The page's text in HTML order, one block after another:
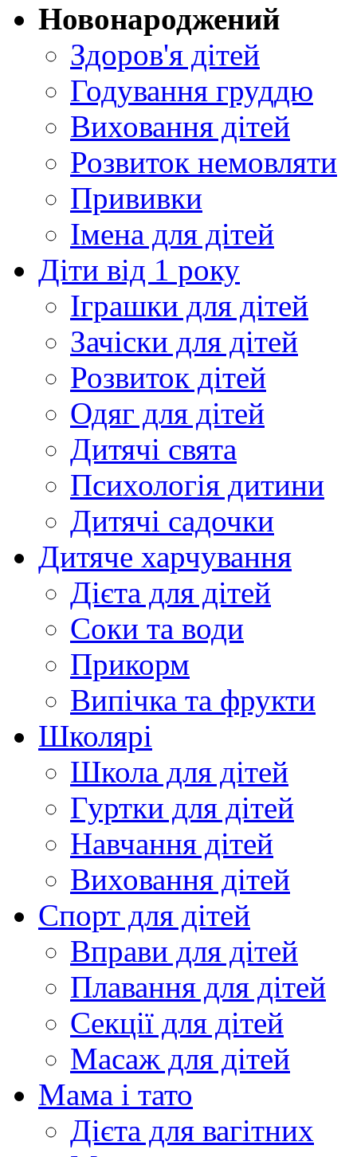
Новонароджений
Здоров'я дітей
Годування груддю
Виховання дітей
Розвиток немовляти
Прививки
Імена для дітей
Діти від 1 року
Іграшки для дітей
Зачіски для дітей
Розвиток дітей
Одяг для дітей
Дитячі свята
Психологія дитини
Дитячі садочки
Дитяче харчування
Дієта для дітей
Соки та води
Прикорм
Випічка та фрукти
Школярі
Школа для дітей
Гуртки для дітей
Навчання дітей
Виховання дітей
Спорт для дітей
Вправи для дітей
Плавання для дітей
Секції для дітей
Масаж для дітей
Мама і тато
Дієта для вагітних